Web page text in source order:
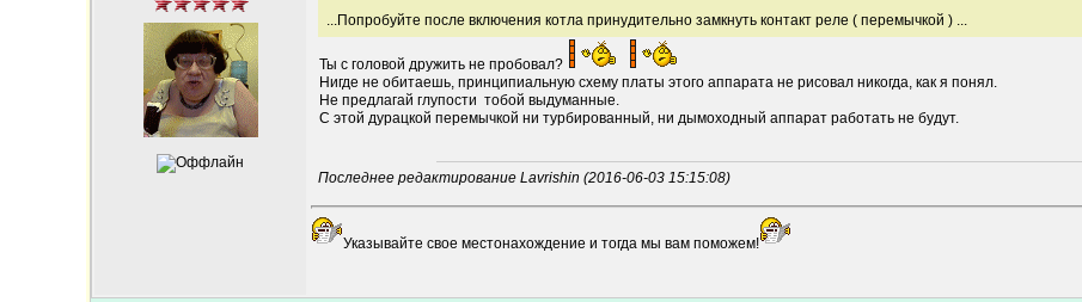
...Попробуйте после включения котла принудительно замкнуть контакт реле ( перемычкой ) ...
Ты с головой дружить не пробовал?
Нигде не обитаешь, принципиальную схему платы этого аппарата не рисовал никогда, как я понял.
Не предлагай глупости тобой выдуманные.
С этой дурацкой перемычкой ни турбированный, ни дымоходный аппарат работать не будут.
Последнее редактирование Lavrishin (2016-06-03 15:15:08)
Указывайте свое местонахождение и тогда мы вам поможем!